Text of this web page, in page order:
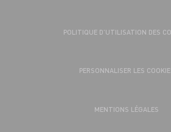
POLITIQUE D’UTILISATION DES
PERSONNALISER LES
MENTIONS LÉGALES